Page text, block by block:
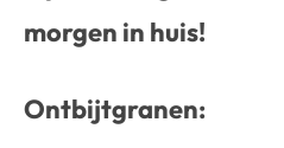
morgen in huis!
Ontbijtgranen: